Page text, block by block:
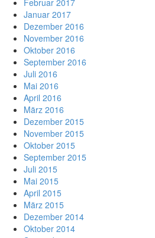
Februar 2017
Januar 2017
Dezember 2016
November 2016
Oktober 2016
September 2016
Juli 2016
Mai 2016
April 2016
März 2016
Dezember 2015
November 2015
Oktober 2015
September 2015
Juli 2015
Mai 2015
April 2015
März 2015
Dezember 2014
Oktober 2014